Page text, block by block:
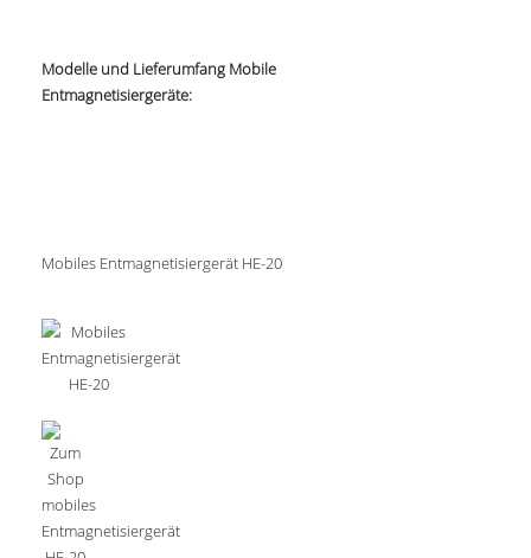
Modelle und Lieferumfang Mobile
Entmagnetisiergeräte:
Mobiles Entmagnetisiergerät HE-20